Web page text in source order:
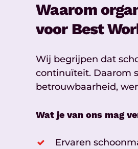
Waarom
voor Best
Wij begrijpen dat
continuïteit. Daarom
betrouwbaarheid,
Wat je van ons mag
Ervaren